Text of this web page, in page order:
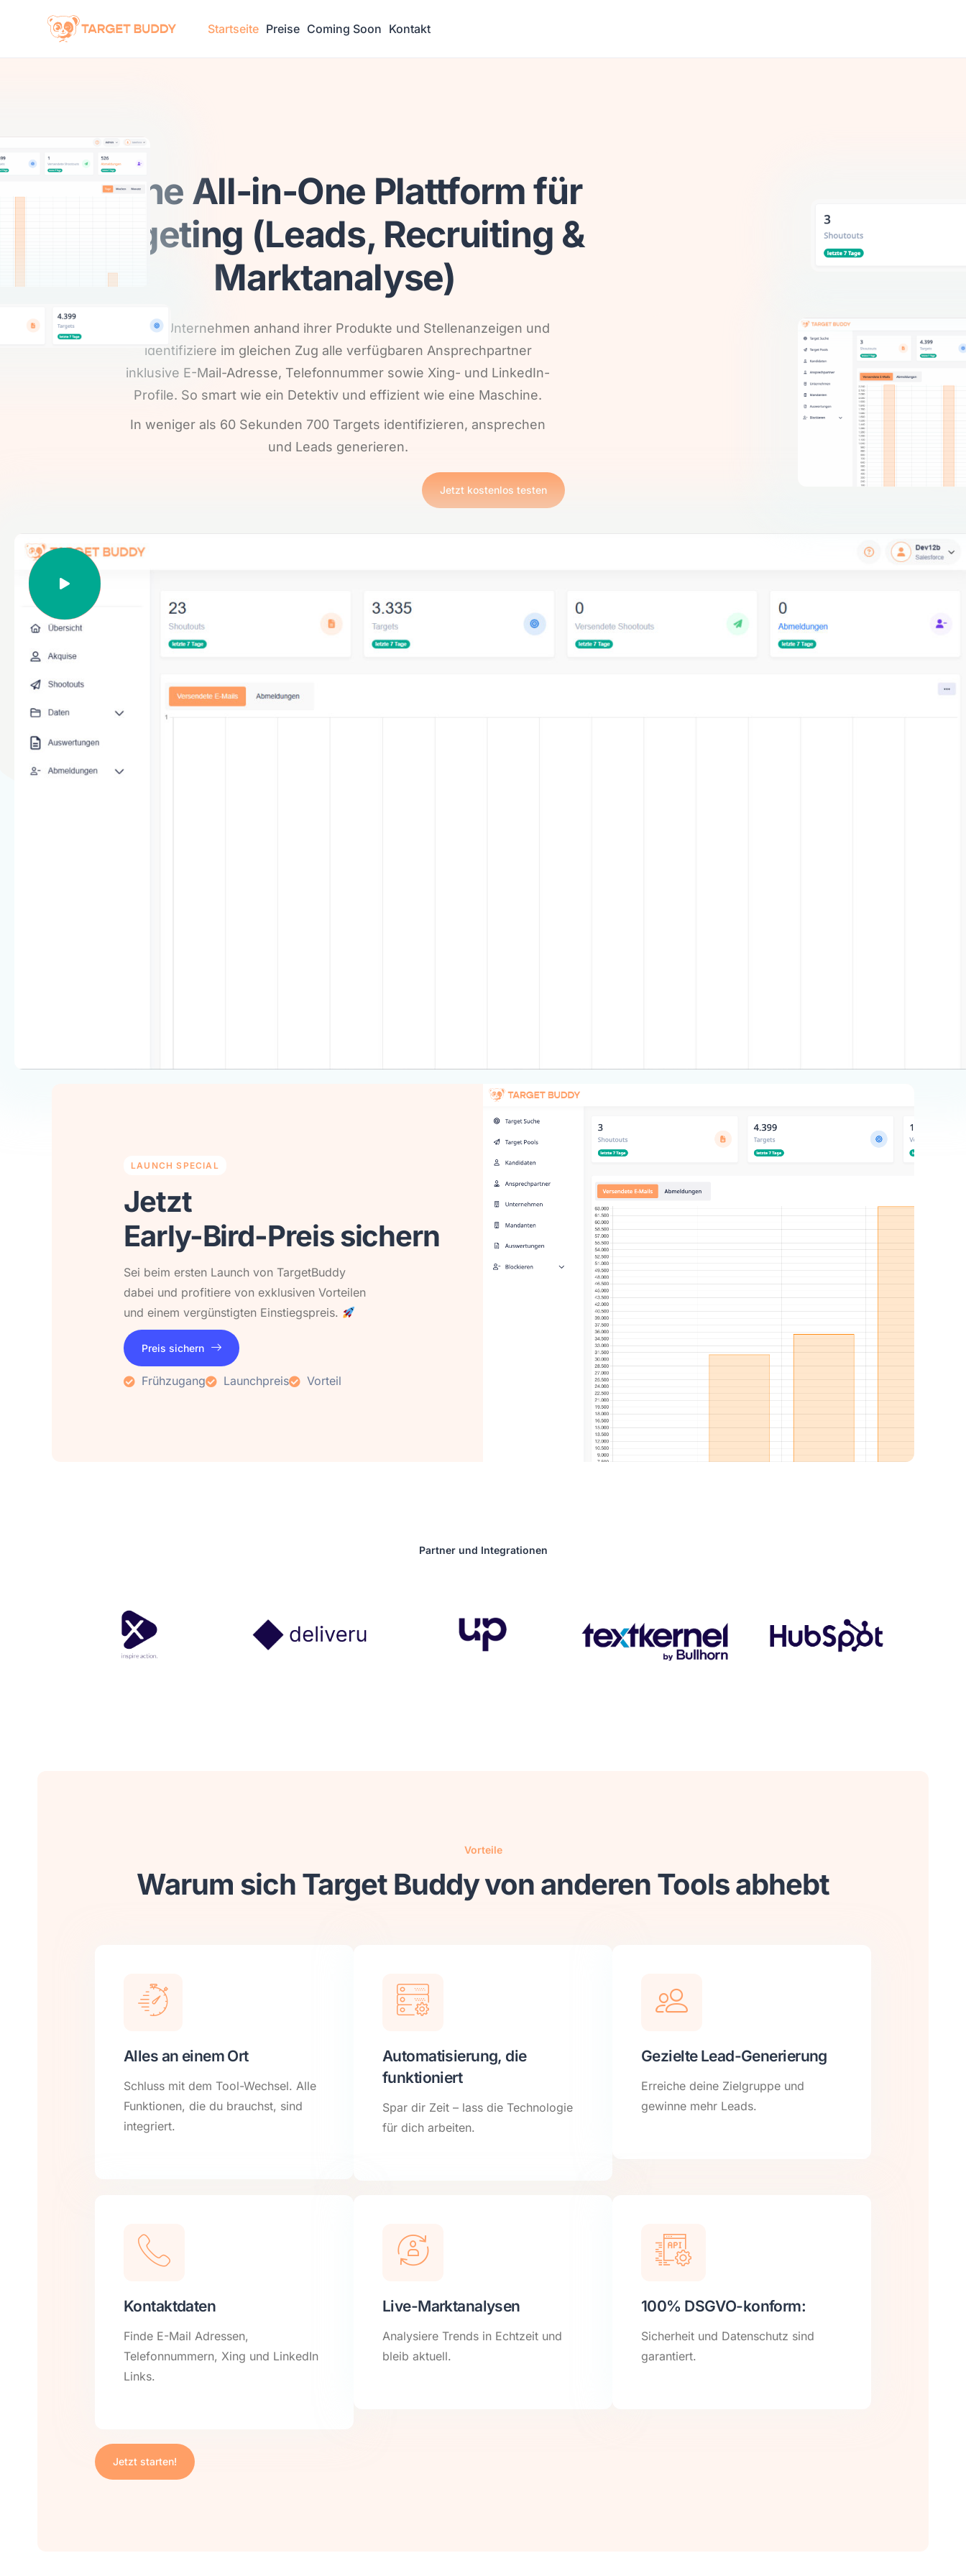
Startseite Preise Coming Soon Kontakt
Deine All-in-One Plattform für
Targeting (Leads, Recruiting &
Marktanalyse)
Finde Unternehmen anhand ihrer Produkte und Stellenanzeigen und
identifiziere im gleichen Zug alle verfügbaren Ansprechpartner
inklusive E-Mail-Adresse, Telefonnummer sowie Xing- und LinkedIn-
Profile. So smart wie ein Detektiv und effizient wie eine Maschine.
In weniger als 60 Sekunden 700 Targets identifizieren, ansprechen
und Leads generieren.
Jetzt kostenlos testen
LAUNCH SPECIAL
Jetzt
Early-Bird-Preis sichern
Sei beim ersten Launch von TargetBuddy
dabei und profitiere von exklusiven Vorteilen
und einem vergünstigten Einstiegspreis.
Preis sichern
Frühzugang Launchpreis Vorteil
Partner und Integrationen
Vorteile
Warum sich Target Buddy von anderen Tools abhebt
Alles an einem Ort
Schluss mit dem Tool-Wechsel. Alle
Funktionen, die du brauchst, sind
integriert.
Automatisierung, die
funktioniert
Spar dir Zeit – lass die Technologie
für dich arbeiten.
Gezielte Lead-Generierung
Erreiche deine Zielgruppe und
gewinne mehr Leads.
Kontaktdaten
Finde E-Mail Adressen,
Telefonnummern, Xing und LinkedIn
Links.
Live-Marktanalysen
Analysiere Trends in Echtzeit und
bleib aktuell.
100% DSGVO-konform:
Sicherheit und Datenschutz sind
garantiert.
Jetzt starten!